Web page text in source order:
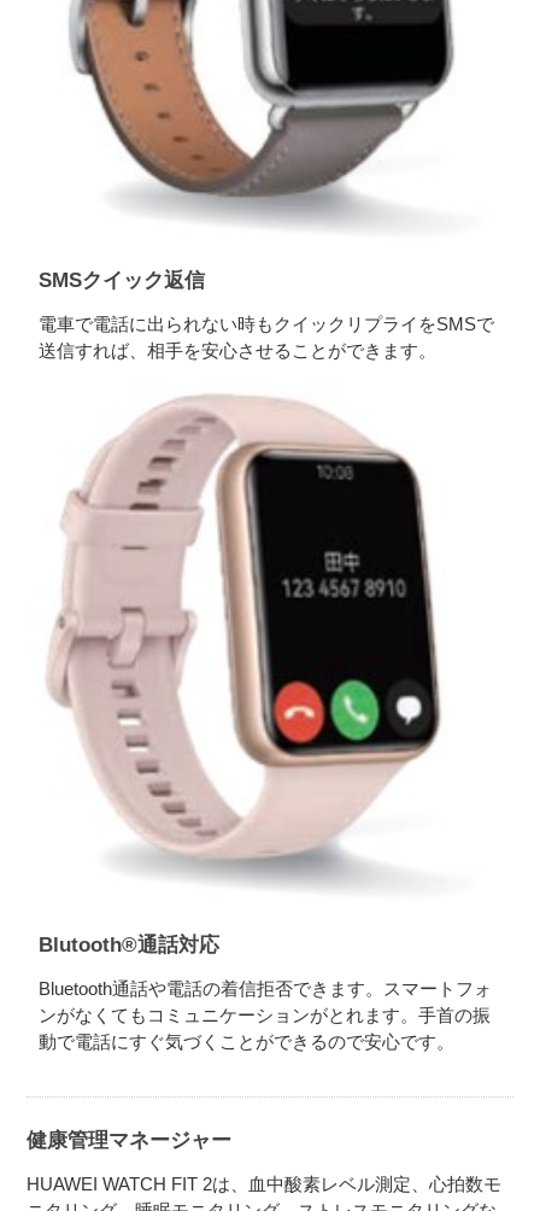
SMSクイック返信
電車で電話に出られない時もクイックリプライをSMSで
送信すれば、相手を安心させることができます。
Blutooth®通話対応
Bluetooth通話や電話の着信拒否できます。スマートフォ
ンがなくてもコミュニケーションがとれます。手首の振
動で電話にすぐ気づくことができるので安心です。
健康管理マネージャー
HUAWEI WATCH FIT 2は、血中酸素レベル測定、心拍数モ